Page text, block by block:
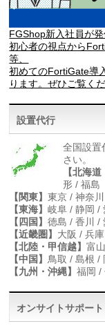
FGShop新入社員が発
初心者の視点から
等、
初めてのFortiGate導
ります。ぜひご覧くだ
設置代行
全国設置
さい。
【北海
形 / 福島
【関東】東京 / 神奈
【東海】岐阜 / 静岡 /
【四国】徳島 / 香川 /
【近畿圏】 大阪 / 兵
【北陸・甲信越】富
【中国】鳥取 / 島根 /
【九州・沖縄】福岡 /
オンサイトサポート